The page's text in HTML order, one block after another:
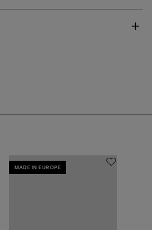
MADE IN EUROPE